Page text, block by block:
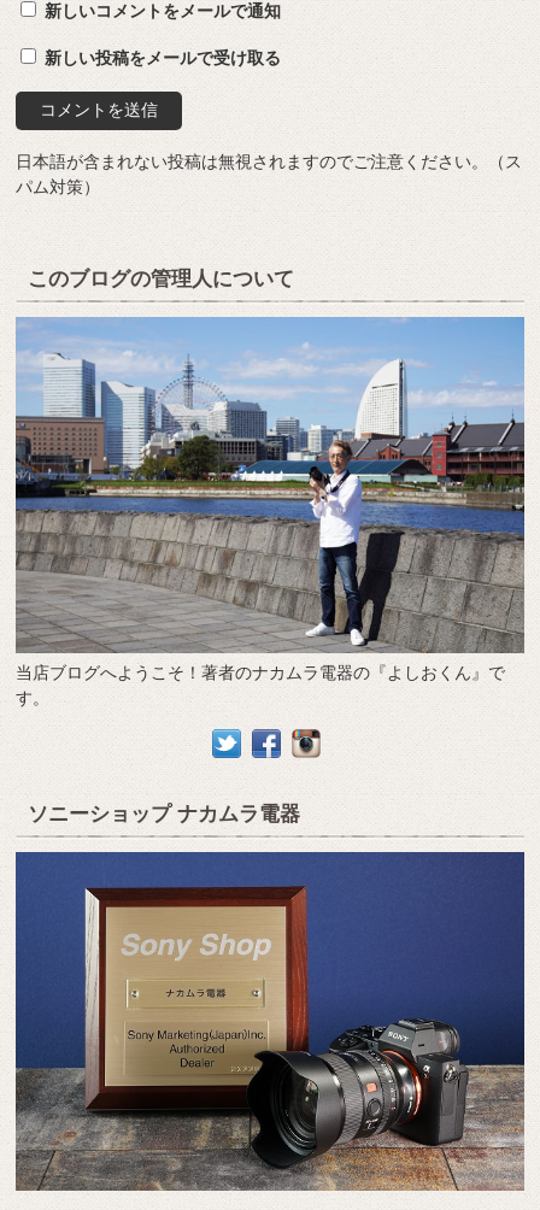
新しいコメントをメールで通知
新しい投稿をメールで受け取る
日本語が含まれない投稿は無視されますのでご注意ください。（ス
パム対策）
このブログの管理人について
当店ブログへようこそ！著者のナカムラ電器の『よしおくん』で
す。
ソニーショップ ナカムラ電器